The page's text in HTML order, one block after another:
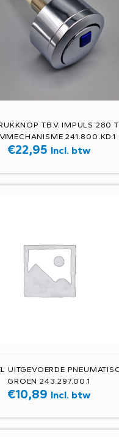
T.B.V. IMPULS 280
€22,95 Incl. btw
UITGEVOERDE
GROEN 243.297.00.1
€10,89 Incl. btw